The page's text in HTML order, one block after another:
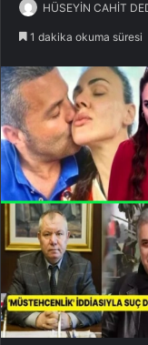
HÜSEYİN CAHİT
1 dakika okuma süresi